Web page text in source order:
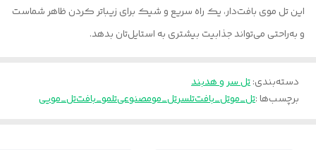
این تل موی بافت‌دار، یک راه سریع و شیک برای زیباتر کردن ظاهر شماست
و به‌راحتی می‌تواند جذابیت بیشتری به استایل‌تان بدهد.
دسته‌بندی:تل سر و هدبند
برچسب‌ها :تل_موتل_بافتتلسرتل_مومصنوعیتلمو_بافتتل_مویی